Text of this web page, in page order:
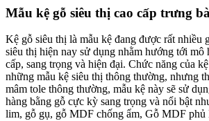
Mẫu kệ gỗ siêu thị cao cấp trưng
Kệ gỗ siêu thị là mẫu kệ đang được rất nhiều
siêu thị hiện nay sử dụng nhằm hướng tới mô
cấp, sang trọng và hiện đại. Chức năng của
những mẫu kệ siêu thị thông thường, nhưng
mâm tole thông thường, mẫu kệ này sẽ sử
hàng bằng gỗ cực kỳ sang trọng và nổi bật
lim, gỗ gụ, gỗ MDF chống ẩm, Gỗ MDF